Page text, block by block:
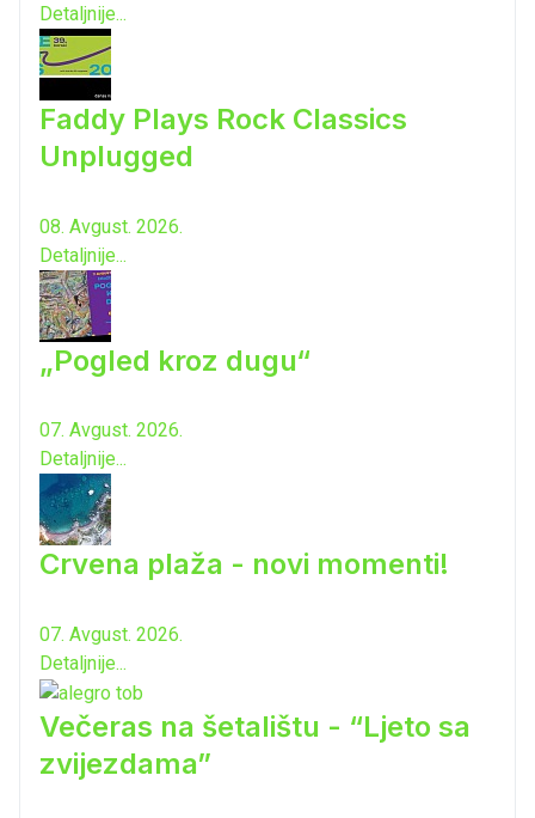
Detaljnije...
Faddy Plays Rock Classics
Unplugged
08. Avgust. 2026.
Detaljnije...
„Pogled kroz dugu“
07. Avgust. 2026.
Detaljnije...
Crvena plaža - novi momenti!
07. Avgust. 2026.
Detaljnije...
Večeras na šetalištu - “Ljeto sa
zvijezdama”